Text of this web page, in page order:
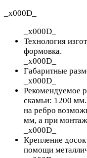
_x000D_
_x000D_
Технология
формовка.
_x000D_
Габаритные
_x000D_
Рекомендуемое
скамьи: 1200
на ребро
мм, а при
_x000D_
Крепление
помощи